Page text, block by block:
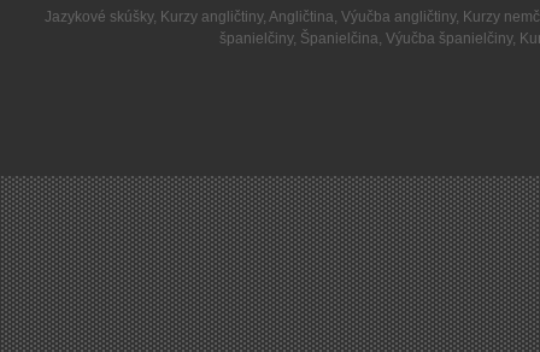
Jazykové skúšky, Kurzy angličtiny, Angličtina, Výučba angličtiny, Kurzy
španielčiny, Španielčina, Výučba španielčiny,